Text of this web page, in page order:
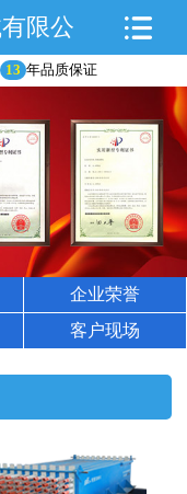
限公
13 年品质保证
企业荣誉
客户现场